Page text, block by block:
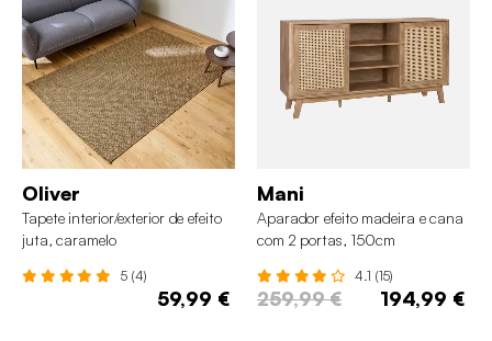
Oliver
Tapete interior/exterior de efeito
juta, caramelo
5 (4)
59,99 €
Mani
Aparador efeito madeira e cana
com 2 portas, 150cm
4.1 (15)
259,99 € 194,99 €